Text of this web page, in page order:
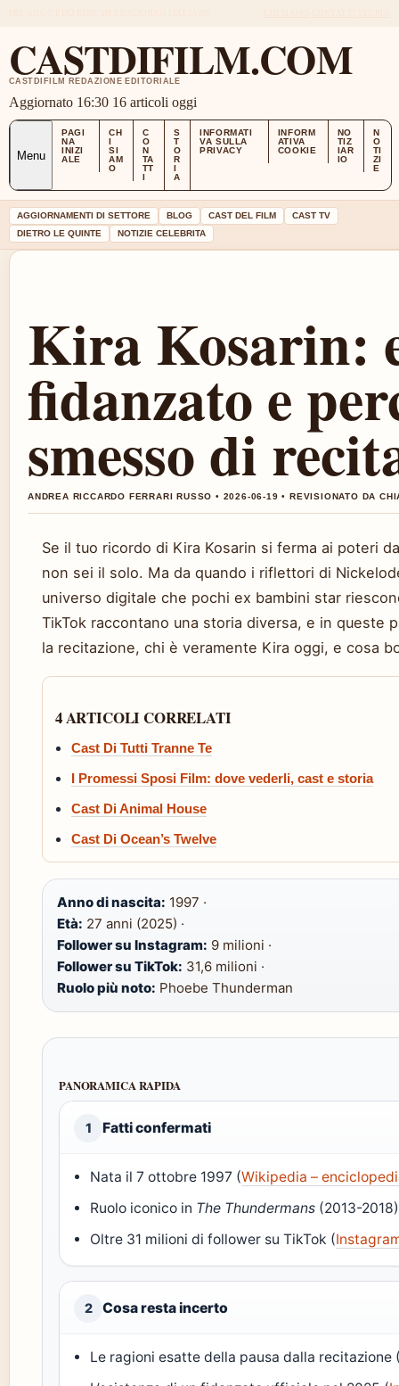
CASTDIFILM.COM
CASTDIFILM REDAZIONE EDITORIALE
Aggiornato 16:30 16 articoli oggi
Menu
PAGI
NA
INIZI
ALE
CH
I
SI
AM
O
C
O
N
TA
TT
I
S
T
O
R
I
A
INFORMATI
VA SULLA
PRIVACY
INFORM
ATIVA
COOKIE
NO
TIZ
IAR
IO
N
O
TI
ZI
E
AGGIORNAMENTI DI SETTORE BLOG CAST DEL FILM
CAST TV
DIETRO LE QUINTE
NOTIZIE CELEBRITA
Kira Kosarin:
fidanzato e
smesso di
ANDREA RICCARDO FERRARI RUSSO • 2026-06-19 • REVISIONATO DA
Se il tuo ricordo di Kira Kosarin si ferma ai poteri
non sei il solo. Ma da quando i riflettori di
universo digitale che pochi ex bambini star
TikTok raccontano una storia diversa, e in queste
la recitazione, chi è veramente Kira oggi, e cosa
4 ARTICOLI CORRELATI
Cast Di Tutti Tranne Te
I Promessi Sposi Film: dove vederli, cast e storia
Cast Di Animal House
Cast Di Ocean’s Twelve
Anno di nascita: 1997 ·
Età: 27 anni (2025) ·
Follower su Instagram: 9 milioni ·
Follower su TikTok: 31,6 milioni ·
Ruolo più noto: Phoebe Thunderman
PANORAMICA RAPIDA
1 Fatti confermati
Nata il 7 ottobre 1997 (Wikipedia –
Ruolo iconico in The Thundermans (2013-
Oltre 31 milioni di follower su TikTok (
2 Cosa resta incerto
Le ragioni esatte della pausa dalla recitazione